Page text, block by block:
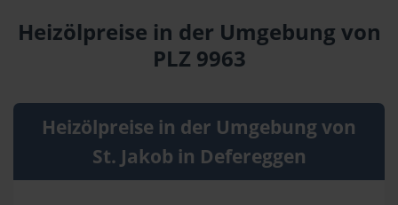
Heizölpreise in der Umgebung von
PLZ 9963
Heizölpreise in der Umgebung von
St. Jakob in Defereggen